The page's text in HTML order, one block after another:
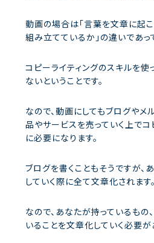
動画の場合は「言葉を文章に起こ
組み立てているか」の違いであっ
コピーライティングのスキルを使
ないということです。
なので、動画にしてもブログやメ
品やサービスを売っていく上で
に必要になります。
ブログを書くこともそうですが
していく際に全て文章化されます。
なので、あなたが持っているもの
いることを文章化していく必要が